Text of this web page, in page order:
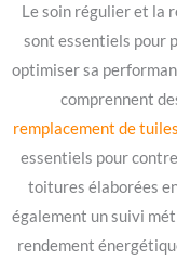
Le soin régulier et la
sont essentiels pour
optimiser sa
comprennent
remplacement de tuiles
essentiels pour
toitures élaborées
également un suivi
rendement